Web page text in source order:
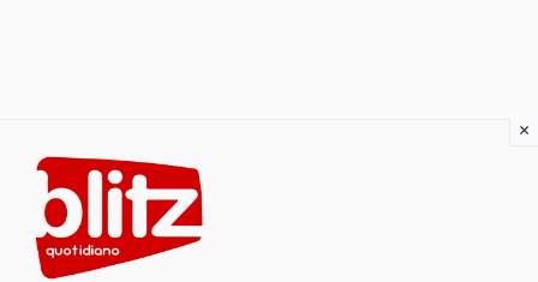
content
×